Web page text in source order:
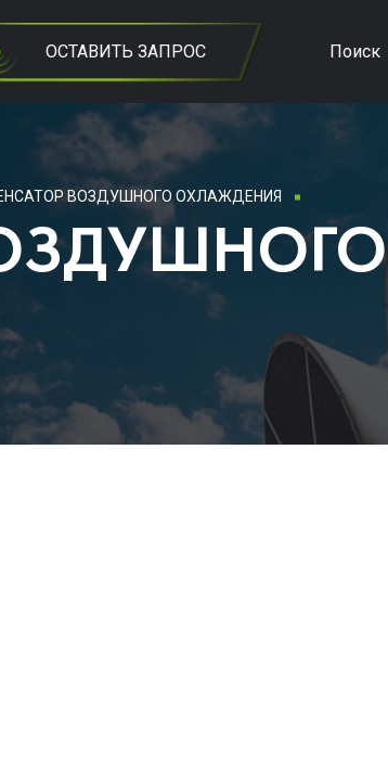
ОСТАВИТЬ ЗАПРОС Поиск
ВОЗДУШНОГО ОХЛАЖДЕНИЯ